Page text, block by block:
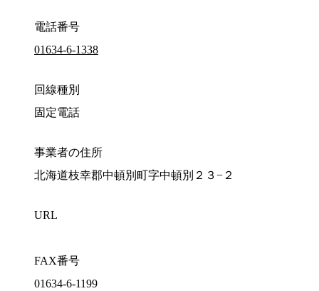
電話番号
01634-6-1338
回線種別
固定電話
事業者の住所
北海道枝幸郡中頓別町字中頓別２３−２
URL
FAX番号
01634-6-1199